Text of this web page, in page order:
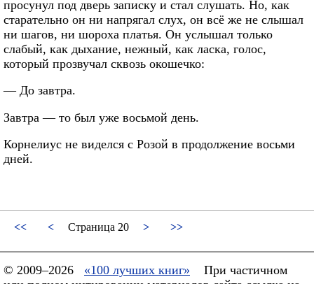
просунул под дверь записку и стал слушать. Но, как
старательно он ни напрягал слух, он всё же не слышал
ни шагов, ни шороха платья. Он услышал только
слабый, как дыхание, нежный, как ласка, голос,
который прозвучал сквозь окошечко:
— До завтра.
Завтра — то был уже восьмой день.
Корнелиус не виделся с Розой в продолжение восьми
дней.
<< < Страница 20 > >>
© 2009–2026 «100 лучших книг»
При частичном